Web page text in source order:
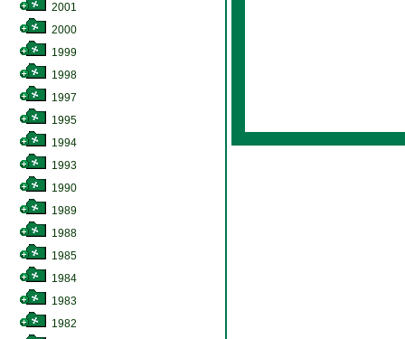
2001
2000
1999
1998
1997
1995
1994
1993
1990
1989
1988
1985
1984
1983
1982